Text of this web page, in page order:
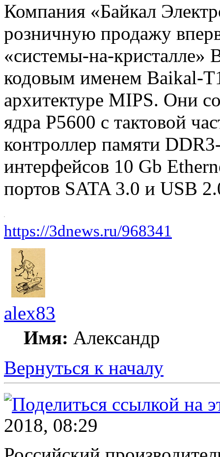
Компания «Байкал
розничную продажу
«системы-на-кристалле»
кодовым именем Baikal-
архитектуре MIPS. Они
ядра P5600 с тактовой
контроллер памяти
интерфейсов 10 Gb
портов SATA 3.0 и USB
https://3dnews.ru/968341
alex83
Имя: Александр
Вернуться к началу
2018, 08:29